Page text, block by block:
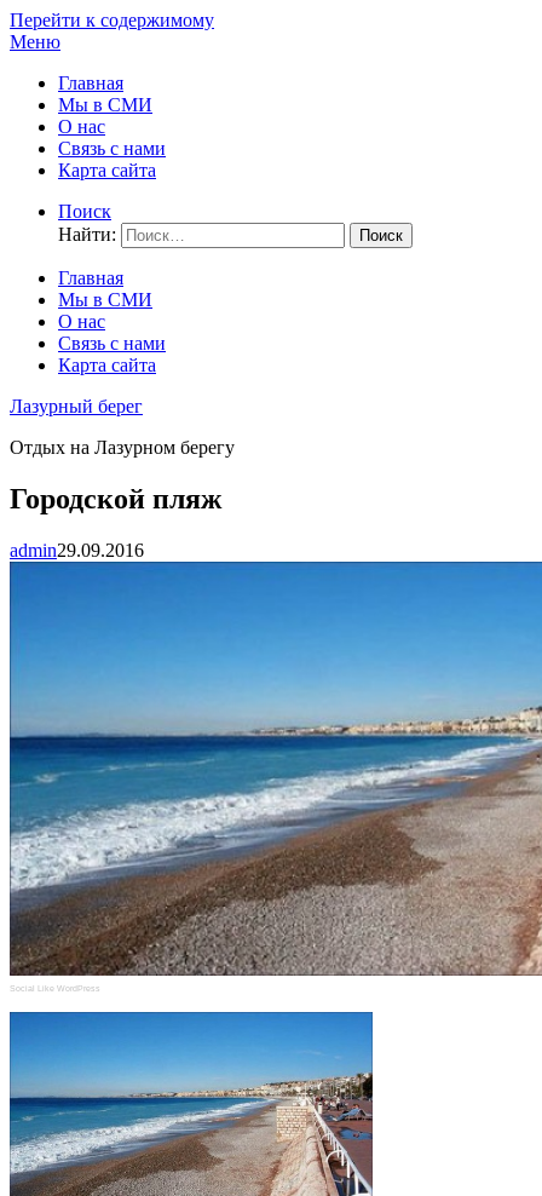
Перейти к содержимому
Меню
Главная
Мы в СМИ
О нас
Связь с нами
Карта сайта
Поиск
Найти:
Главная
Мы в СМИ
О нас
Связь с нами
Карта сайта
Лазурный берег
Отдых на Лазурном берегу
Городской пляж
admin29.09.2016
Social Like WordPress